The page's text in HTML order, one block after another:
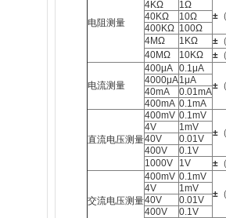
电阻测量
4KΩ
1Ω
±
40KΩ
10Ω
400KΩ 100Ω
4MΩ
1KΩ ±
40MΩ
10KΩ ±
电流测量
400μA 0.1μA
±
4000μA1μA
40mA
0.01mA
400mA 0.1mA
直流电压测量
400mV 0.1mV
±
4V
1mV
40V
0.01V
400V
0.1V
1000V
1V ±
交流电压测量
400mV 0.1mV
±
4V
1mV
40V
0.01V
400V
0.1V